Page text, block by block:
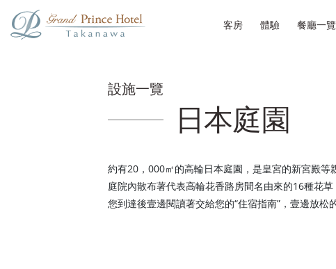
客房 體驗 餐廳一覽
設施一覽
日本庭園
約有20，000㎡的高輪日本庭園，是皇宮的新宮殿等
庭院內散布著代表高輪花香路房間名由來的16種花
您到達後壹邊閱讀著交給您的“住宿指南”，壹邊放松